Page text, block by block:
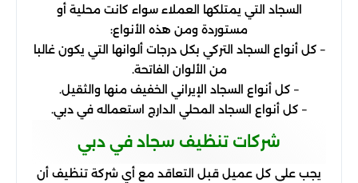
السجاد التي يمتلكها العملاء سواء كانت محلية أو
مستوردة ومن هذه الأنواع:
– كل أنواع السجاد التركي بكل درجات ألوانها التي يكون غالبا
من الألوان الفاتحة.
– كل أنواع السجاد الإيراني الخفيف منها والثقيل.
– كل أنواع السجاد المحلي الدارج استعماله في دبي.
شركات تنظيف سجاد في دبي
يجب على كل عميل قبل التعاقد مع أي شركة تنظيف أن